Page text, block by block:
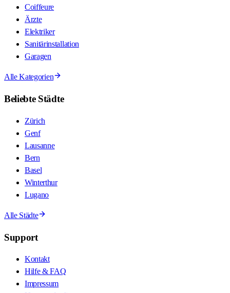
Coiffeure
Ärzte
Elektriker
Sanitärinstallation
Garagen
Alle Kategorien
Beliebte Städte
Zürich
Genf
Lausanne
Bern
Basel
Winterthur
Lugano
Alle Städte
Support
Kontakt
Hilfe & FAQ
Impressum